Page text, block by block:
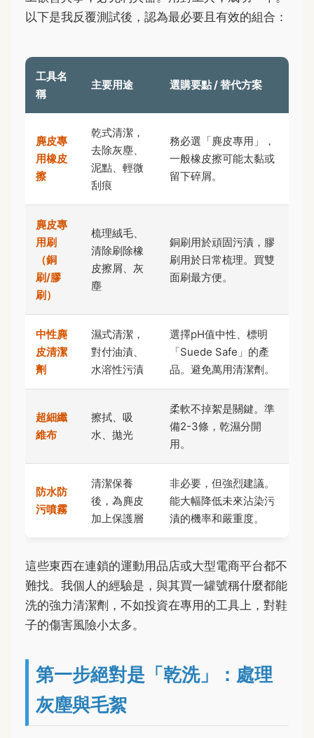
以下是我反覆測試後，認為最必要且有效的組合：
工具名
稱
主要用途 選購要點 / 替代方案
麂皮專
用橡皮
擦
乾式清潔，
去除灰塵、
泥點、輕微
刮痕
務必選「麂皮專用」，
一般橡皮擦可能太黏或
留下碎屑。
麂皮專
用刷
（銅
刷/膠
刷）
梳理絨毛、
清除刷除橡
皮擦屑、灰
塵
銅刷用於頑固污漬，膠
刷用於日常梳理。買雙
面刷最方便。
中性麂
皮清潔
劑
濕式清潔，
對付油漬、
水溶性污漬
選擇pH值中性、標明
「Suede Safe」的產
品。避免萬用清潔劑。
超細纖
維布
擦拭、吸
水、拋光
柔軟不掉絮是關鍵。準
備2-3條，乾濕分開
用。
防水防
污噴霧
清潔保養
後，為麂皮
加上保護層
非必要，但強烈建議。
能大幅降低未來沾染污
漬的機率和嚴重度。
這些東西在連鎖的運動用品店或大型電商平台都不
難找。我個人的經驗是，與其買一罐號稱什麼都能
洗的強力清潔劑，不如投資在專用的工具上，對鞋
子的傷害風險小太多。
第一步絕對是「乾洗」：處理
灰塵與毛絮